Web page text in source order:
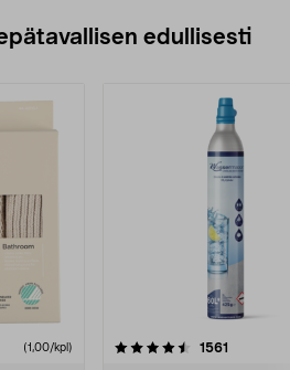
edullisesti
(1,00/kpl) 1561
4.5viidestä